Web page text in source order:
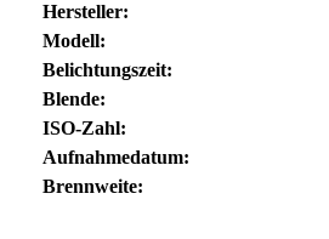
Hersteller:
Modell:
Belichtungszeit:
Blende:
ISO-Zahl:
Aufnahmedatum:
Brennweite: